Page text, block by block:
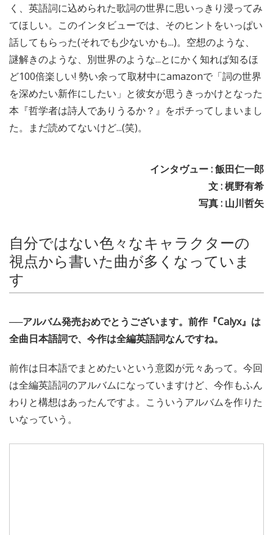
く、英語詞に込められた歌詞の世界に思いっきり浸ってみ
てほしい。このインタビューでは、そのヒントをいっぱい
話してもらった(それでも少ないかも...)。空想のような、
謎解きのような、別世界のような...とにかく知れば知るほ
ど100倍楽しい! 勢い余って取材中にamazonで「詞の世界
を深めたい新作にしたい」と彼女が思うきっかけとなった
本『哲学者は詩人でありうるか？』をポチってしまいまし
た。まだ読めてないけど...(笑)。
インタヴュー : 飯田仁一郎
文 : 梶野有希
写真 : 山川哲矢
自分ではない色々なキャラクターの
視点から書いた曲が多くなっていま
す
──アルバム発売おめでとうございます。前作『Calyx』は
全曲日本語詞で、今作は全編英語詞なんですね。
前作は日本語でまとめたいという意図が元々あって。今回
は全編英語詞のアルバムになっていますけど、今作もふん
わりと構想はあったんですよ。こういうアルバムを作りた
いなっていう。